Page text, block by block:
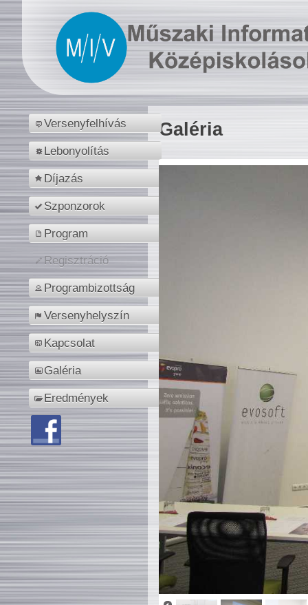
Versenyfelhívás
Lebonyolítás
Díjazás
Szponzorok
Program
Regisztráció
Programbizottság
Versenyhelyszín
Kapcsolat
Galéria
Eredmények
Galéria